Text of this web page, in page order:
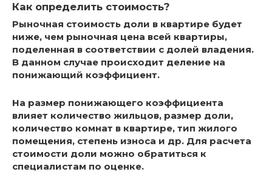
Как определить стоимость?
Рыночная стоимость доли в квартире будет
ниже, чем рыночная цена всей квартиры,
поделенная в соответствии с долей владения.
В данном случае происходит деление на
понижающий коэффициент.
На размер понижающего коэффициента
влияет количество жильцов, размер доли,
количество комнат в квартире, тип жилого
помещения, степень износа и др. Для расчета
стоимости доли можно обратиться к
специалистам по оценке.